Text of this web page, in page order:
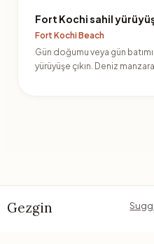
Fort Kochi sahil
Fort Kochi Beach
Gün doğumu veya gün
yürüyüşe çıkın. Deniz
Gezgin